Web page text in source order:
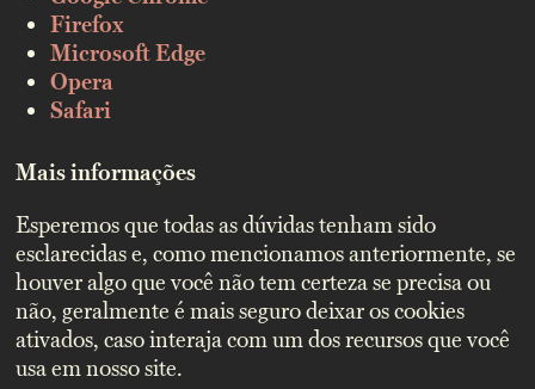
Firefox
Microsoft Edge
Opera
Safari
Mais informações
Esperemos que todas as dúvidas tenham sido
esclarecidas e, como mencionamos anteriormente, se
houver algo que você não tem certeza se precisa ou
não, geralmente é mais seguro deixar os cookies
ativados, caso interaja com um dos recursos que você
usa em nosso site.